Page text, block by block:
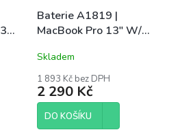
Baterie A1819 |
MacBook Pro 13" W/
2016 / Mid 2017)
Skladem
1 893 Kč bez DPH
2 290 Kč
DO KOŠÍKU